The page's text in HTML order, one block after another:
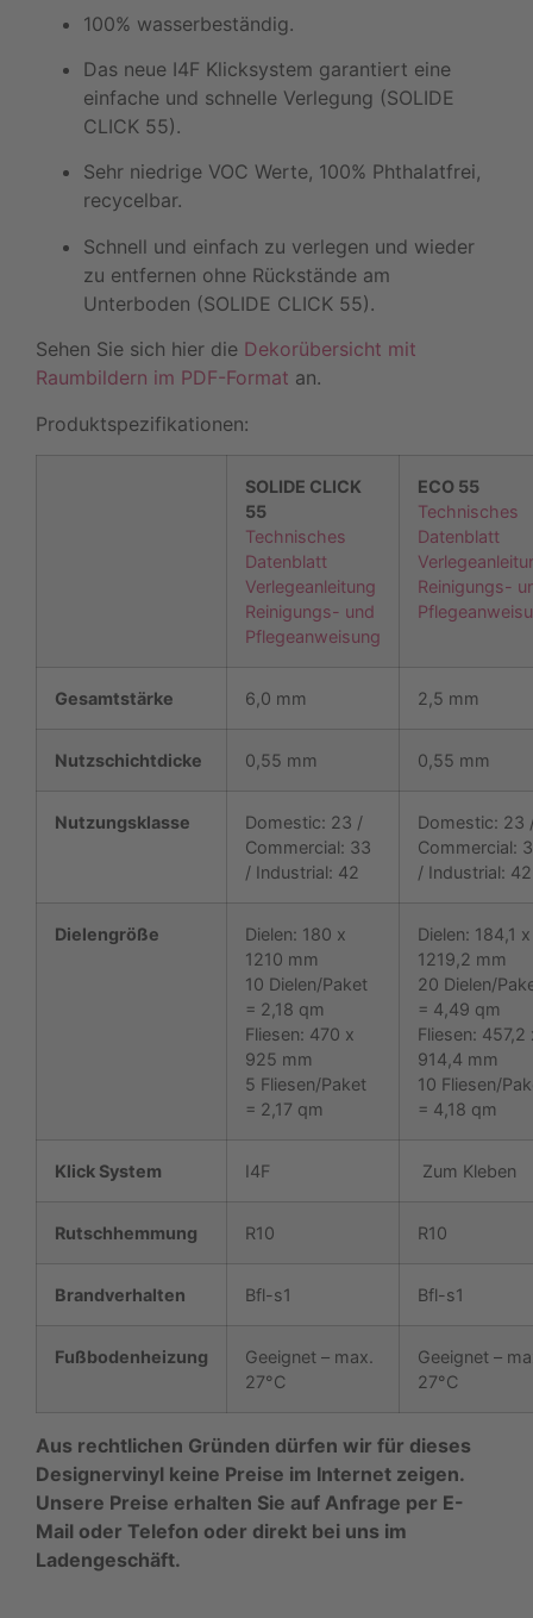
100% wasserbeständig.
Das neue I4F Klicksystem garantiert eine
einfache und schnelle Verlegung (SOLIDE
CLICK 55).
Sehr niedrige VOC Werte, 100% Phthalatfrei,
recycelbar.
Schnell und einfach zu verlegen und wieder
zu entfernen ohne Rückstände am
Unterboden (SOLIDE CLICK 55).
Sehen Sie sich hier die Dekorübersicht mit
Raumbildern im PDF-Format an.
Produktspezifikationen:
SOLIDE CLICK
55
Technisches
Datenblatt
Verlegeanleitung
Reinigungs- und
Pflegeanweisung
ECO 55
Technisches
Datenblatt
Reinigungs-
Gesamtstärke 6,0 mm 2,5 mm
Nutzschichtdicke 0,55 mm 0,55 mm
Nutzungsklasse
Domestic: 23 /
Commercial: 33
/ Industrial: 42
Domestic: 23
Commercial:
/ Industrial: 42
Dielengröße
Dielen: 180 x
1210 mm
10 Dielen/Paket
= 2,18 qm
Fliesen: 470 x
925 mm
5 Fliesen/Paket
= 2,17 qm
Dielen: 184,1 x
1219,2 mm
20 Dielen/
= 4,49 qm
Fliesen: 457,2
914,4 mm
10 Fliesen/
= 4,18 qm
Klick System I4F Zum Kleben
Rutschhemmung R10 R10
Brandverhalten Bfl-s1 Bfl-s1
Fußbodenheizung
Geeignet – max.
27°C
Geeignet –
27°C
Aus rechtlichen Gründen dürfen wir für dieses
Designervinyl keine Preise im Internet zeigen.
Unsere Preise erhalten Sie auf Anfrage per E-
Mail oder Telefon oder direkt bei uns im
Ladengeschäft.